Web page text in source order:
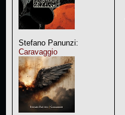
Stefano Panunzi:
Caravaggio